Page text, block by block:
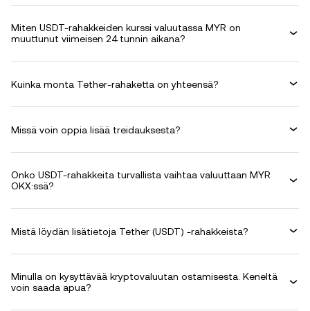
Miten USDT-rahakkeiden kurssi valuutassa MYR on
muuttunut viimeisen 24 tunnin aikana?
Kuinka monta Tether-rahaketta on yhteensä?
Missä voin oppia lisää treidauksesta?
Onko USDT-rahakkeita turvallista vaihtaa valuuttaan MYR
OKX:ssä?
Mistä löydän lisätietoja Tether (USDT) -rahakkeista?
Minulla on kysyttävää kryptovaluutan ostamisesta. Keneltä
voin saada apua?